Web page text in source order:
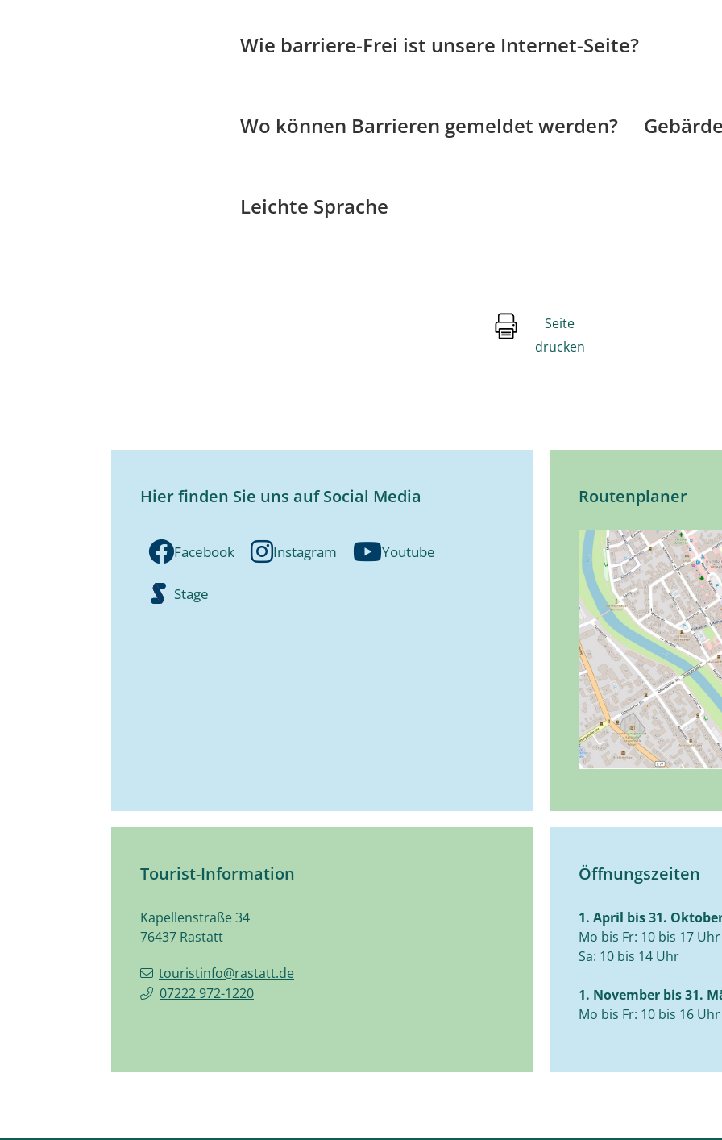
Wie barriere-Frei ist unsere Internet-Seite?
Wo können Barrieren gemeldet werden?
Leichte Sprache
Seite
drucken
Hier finden Sie uns auf Social Media
Facebook Instagram Youtube
Stage
Routenplaner
Tourist-Information
Kapellenstraße 34
76437 Rastatt
touristinfo@rastatt.de
07222 972-1220
Öffnungszeiten
1. April bis 31.
Mo bis Fr: 10 bis 17 Uhr
Sa: 10 bis 14 Uhr
1. November bis 31.
Mo bis Fr: 10 bis 16 Uhr